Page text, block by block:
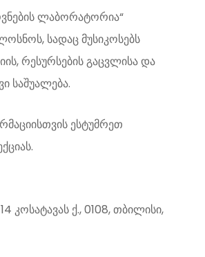
ლაბორატორია“
სადაც მუსიკოსებს
რესურსების გაცვლისა და
საშუალება.
ესტუმრეთ
კოსატავას ქ., 0108, თბილისი,